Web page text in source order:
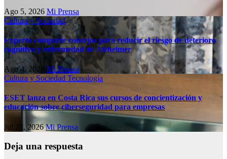
Ago 5, 2026 Mi Prensa
Cultura y Sociedad
Experto comparte consejos para reducir el riesgo de deterioro
cognitivo у enfermedad de Alzheimer
Ago 4, 2026 Mi Prensa
Cultura y Sociedad Tecnología
ESET lanza en Costa Rica sus cursos de concientización y
educación sobre ciberseguridad para empresas
Jul 21, 2026Mi Prensa
Deja una respuesta